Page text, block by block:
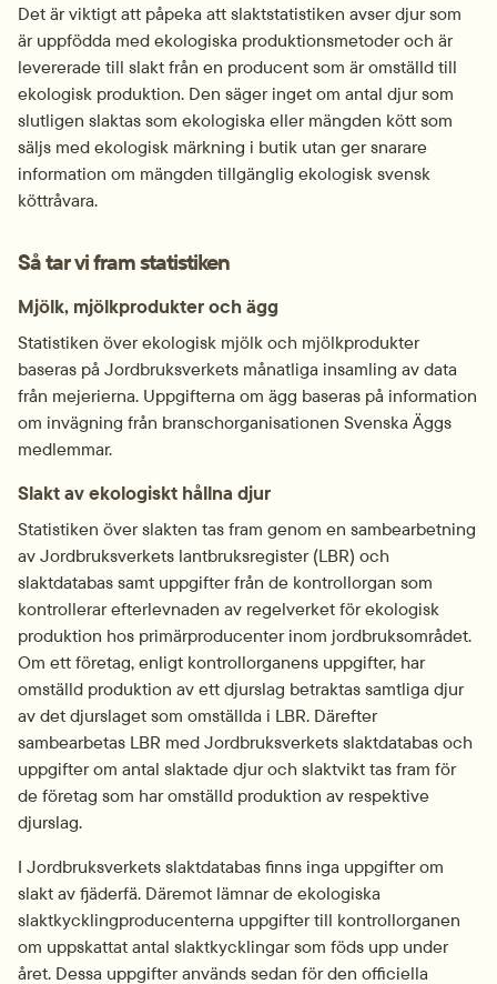
Det är viktigt att påpeka att slaktstatistiken avser djur som
är uppfödda med ekologiska produktionsmetoder och är
levererade till slakt från en producent som är omställd till
ekologisk produktion. Den säger inget om antal djur som
slut­ligen slaktas som ekologiska eller mängden kött som
säljs med ekologisk märkning i butik utan ger snarare
information om mängden tillgänglig ekologisk svensk
köttråvara.
Så tar vi fram statistiken
Mjölk, mjölkprodukter och ägg
Statistiken över ekologisk mjölk och mjölkprodukter
baseras på Jordbruksverkets månatliga insamling av data
från mejerierna. Uppgifterna om ägg baseras på information
om invägning från branschorganisationen Svenska Äggs
medlemmar.
Slakt av ekologiskt hållna djur
Statistiken över slakten tas fram genom en sambearbetning
av Jordbruksverkets lantbruksregister (LBR) och
slaktdatabas samt uppgifter från de kontrollorgan som
kontrollerar efter­levnaden av regelverket för ekologisk
produktion hos primärproducenter inom jordbruksområdet.
Om ett företag, enligt kontrollorganens uppgifter, har
omställd produktion av ett djurslag betraktas samtliga djur
av det djurslaget som omställda i LBR. Därefter
sambearbetas LBR med Jordbruksverkets slaktdatabas och
uppgifter om antal slaktade djur och slaktvikt tas fram för
de företag som har omställd produktion av respektive
djurslag.
I Jordbruksverkets slaktdatabas finns inga uppgifter om
slakt av fjäderfä. Däremot lämnar de ekologiska
slaktkyckling­producenterna uppgifter till kontrollorganen
om uppskattat antal slaktkycklingar som föds upp under
året. Dessa uppgifter används sedan för den officiella